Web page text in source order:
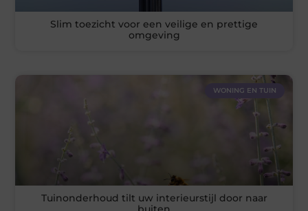
Slim toezicht voor een veilige en prettige
omgeving
WONING EN TUIN
Tuinonderhoud tilt uw interieurstijl door naar